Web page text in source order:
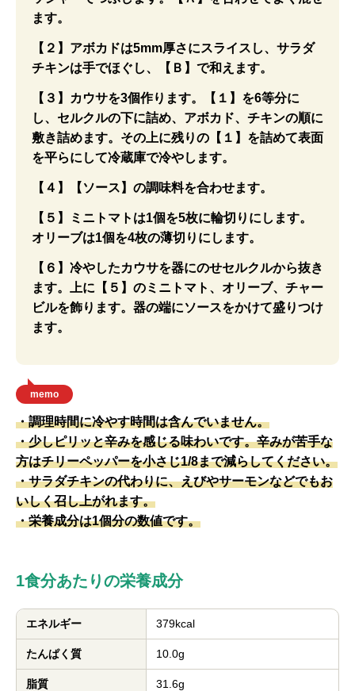
ます。
【２】アボカドは5mm厚さにスライスし、サラダ
チキンは手でほぐし、【Ｂ】で和えます。
【３】カウサを3個作ります。【１】を6等分に
し、セルクルの下に詰め、アボカド、チキンの順に
敷き詰めます。その上に残りの【１】を詰めて表面
を平らにして冷蔵庫で冷やします。
【４】【ソース】の調味料を合わせます。
【５】ミニトマトは1個を5枚に輪切りにします。
オリーブは1個を4枚の薄切りにします。
【６】冷やしたカウサを器にのせセルクルから抜き
ます。上に【５】のミニトマト、オリーブ、チャー
ビルを飾ります。器の端にソースをかけて盛りつけ
ます。
memo
・調理時間に冷やす時間は含んでいません。
・少しピリッと辛みを感じる味わいです。辛みが苦手な
方はチリーペッパーを小さじ1/8まで減らしてください。
・サラダチキンの代わりに、えびやサーモンなどでもお
いしく召し上がれます。
・栄養成分は1個分の数値です。
1食分あたりの栄養成分
エネルギー 379kcal
たんぱく質 10.0g
脂質 31.6g